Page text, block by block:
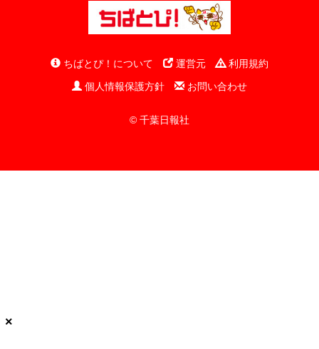
ちばとぴ！について 運営元
利用規約
個人情報保護方針
お問い合わせ
© 千葉日報社
×